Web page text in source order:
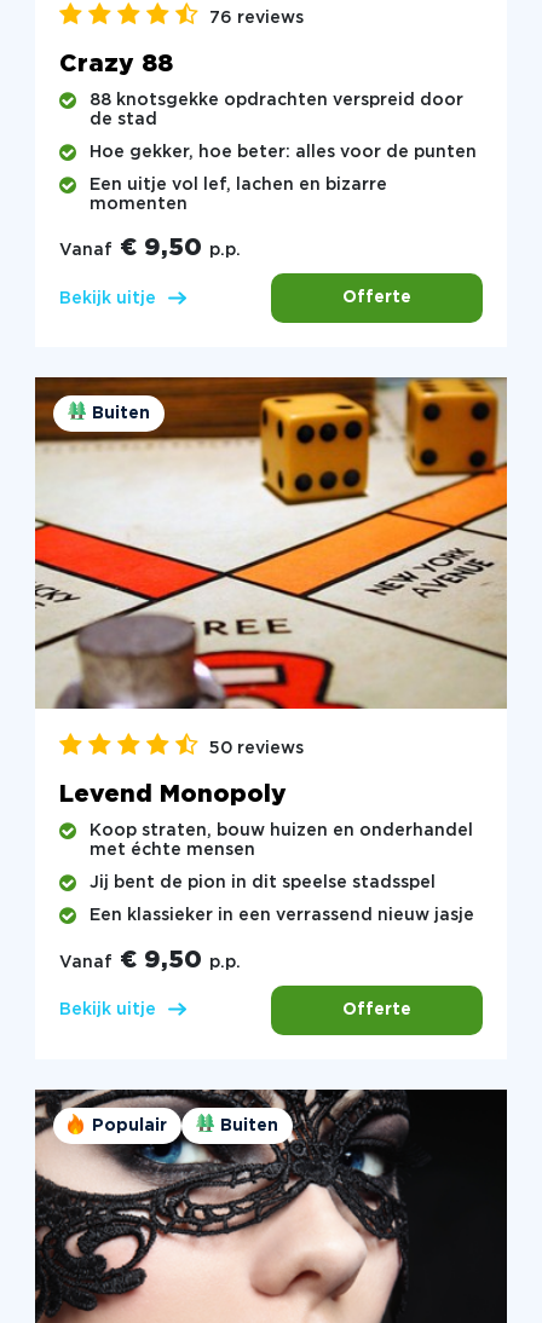
76 reviews
Crazy 88
88 knotsgekke opdrachten verspreid door
de stad
Hoe gekker, hoe beter: alles voor de punten
Een uitje vol lef, lachen en bizarre
momenten
Vanaf € 9,50 p.p.
Bekijk uitje Offerte
Buiten
50 reviews
Levend Monopoly
Koop straten, bouw huizen en onderhandel
met échte mensen
Jij bent de pion in dit speelse stadsspel
Een klassieker in een verrassend nieuw jasje
Vanaf € 9,50 p.p.
Bekijk uitje Offerte
Populair Buiten